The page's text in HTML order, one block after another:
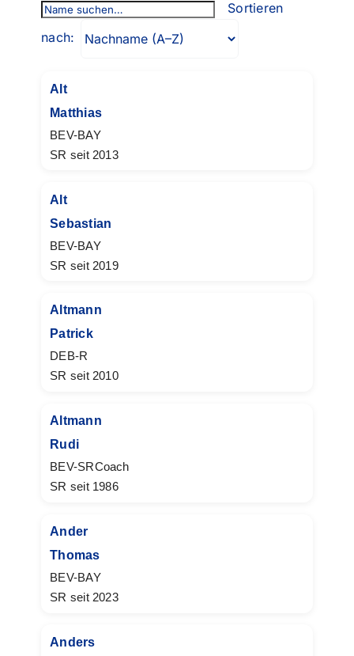
Sortieren
nach:
Alt
Matthias
BEV-BAY
SR seit 2013
Alt
Sebastian
BEV-BAY
SR seit 2019
Altmann
Patrick
DEB-R
SR seit 2010
Altmann
Rudi
BEV-SRCoach
SR seit 1986
Ander
Thomas
BEV-BAY
SR seit 2023
Anders